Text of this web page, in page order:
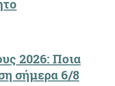
2026: Ποια
σήμερα 6/8